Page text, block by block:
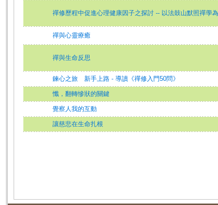
禪修歷程中促進心理健康因子之探討 -- 以法鼓山默照禪學
禪與心靈療癒
禪與生命反思
鍊心之旅 新手上路 - 導讀《禪修入門50問》
懺，翻轉慘狀的關鍵
覺察人我的互動
讓慈悲在生命扎根